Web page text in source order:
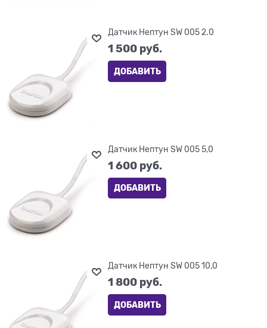
Датчик Нептун SW 005 2.0
1 500 руб.
ДОБАВИТЬ
Датчик Нептун SW 005 5,0
1 600 руб.
ДОБАВИТЬ
Датчик Нептун SW 005 10,0
1 800 руб.
ДОБАВИТЬ